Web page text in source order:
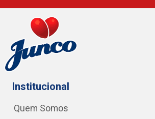
Institucional
Quem Somos